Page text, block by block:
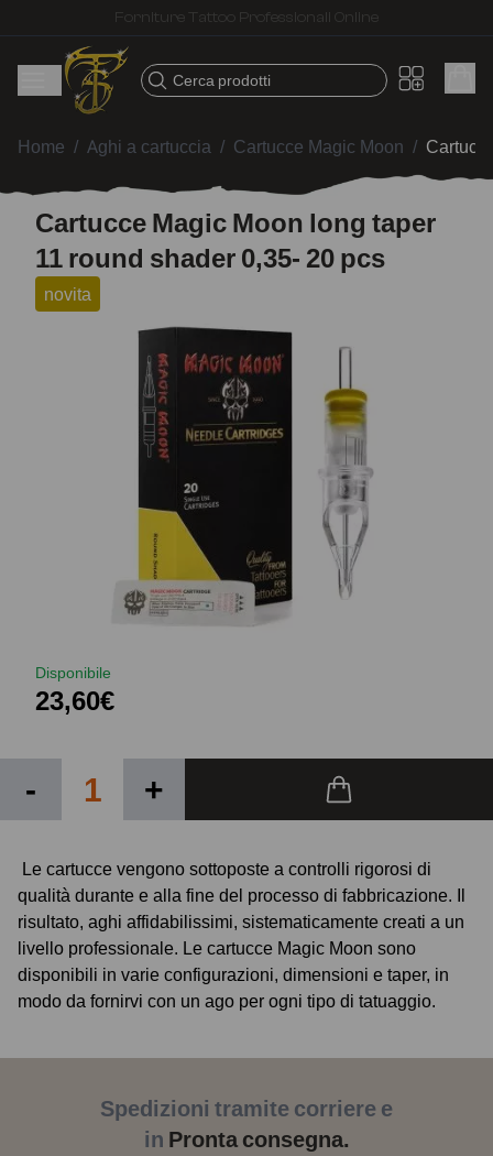
Spedizione veloce – Prodotti selezionati per tatuatori
Cerca prodotti
Home / Aghi a cartuccia / Cartucce Magic Moon /
Cartucce Magic Moon long taper
11 round shader 0,35- 20 pcs
novita
Disponibile
23,60€
- +
Le cartucce vengono sottoposte a controlli rigorosi di
qualità durante e alla fine del processo di fabbricazione. Il
risultato, aghi affidabilissimi, sistematicamente creati a un
livello professionale. Le cartucce Magic Moon sono
disponibili in varie configurazioni, dimensioni e taper, in
modo da fornirvi con un ago per ogni tipo di tatuaggio.
Spedizioni tramite corriere e
in Pronta consegna.